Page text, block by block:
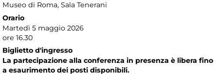
Museo di Roma, Sala Tenerani
Orario
Martedì 5 maggio 2026
ore 16.30
Biglietto d'ingresso
La partecipazione alla conferenza in presenza è libera fino
a esaurimento dei posti disponibili.